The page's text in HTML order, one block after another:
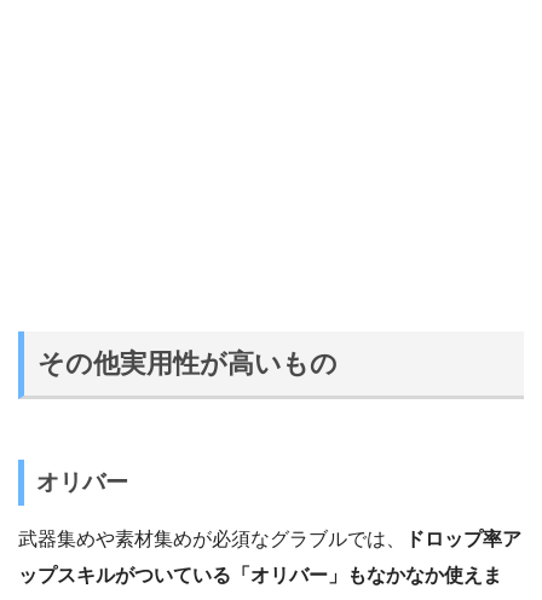
その他実用性が高いもの
オリバー
武器集めや素材集めが必須なグラブルでは、
ドロップ率ア
ップスキルがついている「オリバー」もなかなか使えま